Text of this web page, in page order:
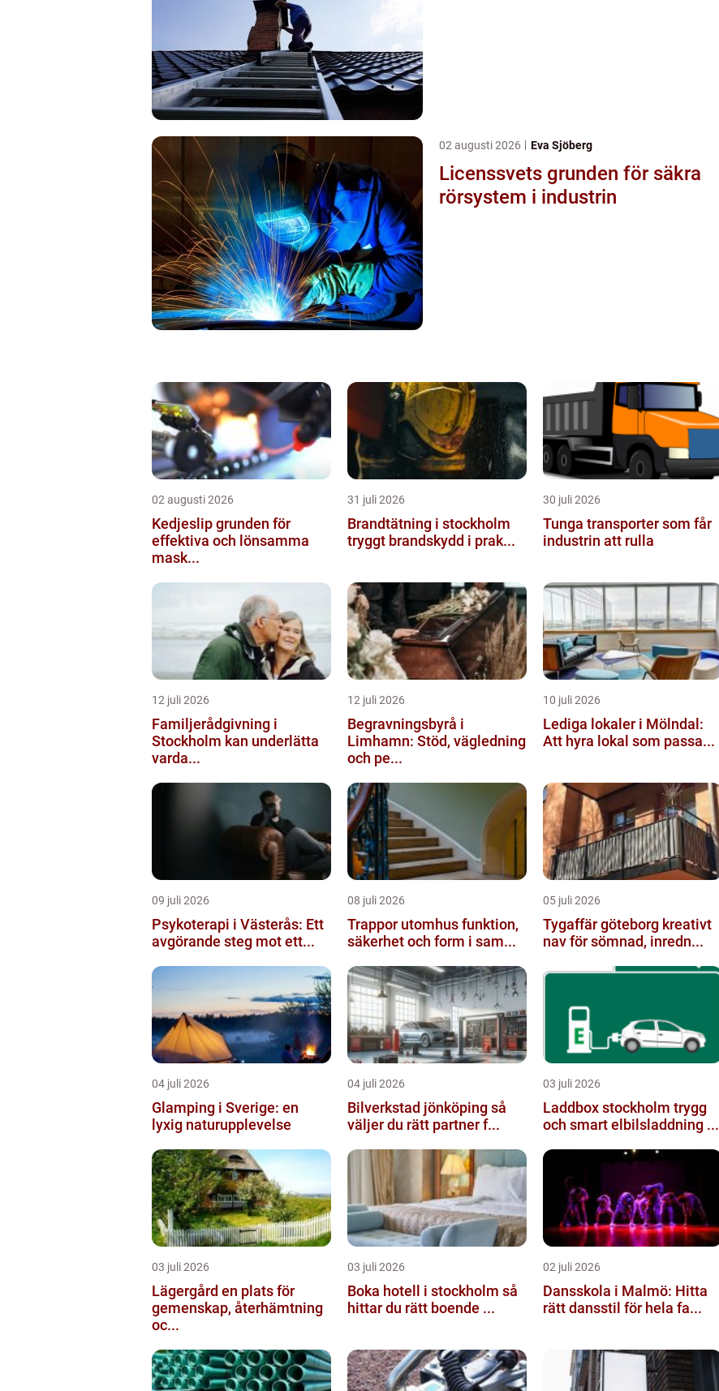
02 augusti 2026 Eva Sjöberg
Licenssvets grunden för säkra
rörsystem i industrin
02 augusti 2026
Kedjeslip grunden för
effektiva och lönsamma
mask...
31 juli 2026
Brandtätning i stockholm
tryggt brandskydd i prak...
30 juli 2026
Tunga transporter som får
industrin att rulla
12 juli 2026
Familjerådgivning i
Stockholm kan underlätta
varda...
12 juli 2026
Begravningsbyrå i
Limhamn: Stöd, vägledning
och pe...
10 juli 2026
Lediga lokaler i Mölndal:
Att hyra lokal som passa...
09 juli 2026
Psykoterapi i Västerås: Ett
avgörande steg mot ett...
08 juli 2026
Trappor utomhus funktion,
säkerhet och form i sam...
05 juli 2026
Tygaffär göteborg kreativt
nav för sömnad, inredn...
04 juli 2026
Glamping i Sverige: en
lyxig naturupplevelse
04 juli 2026
Bilverkstad jönköping så
väljer du rätt partner f...
03 juli 2026
Laddbox stockholm trygg
och smart elbilsladdning ...
03 juli 2026
Lägergård en plats för
gemenskap, återhämtning
oc...
03 juli 2026
Boka hotell i stockholm så
hittar du rätt boende ...
02 juli 2026
Dansskola i Malmö: Hitta
rätt dansstil för hela fa...